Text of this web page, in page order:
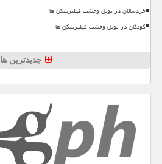
خردسالان در تونل وحشت فیلترشکن ها
کودکان در تونل وحشت فیلترشکن ها
جدیدترین ها